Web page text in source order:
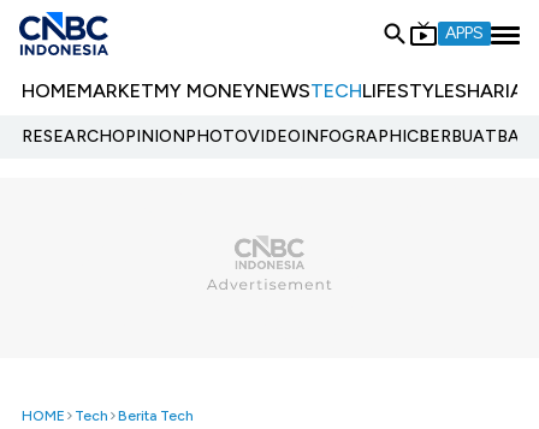
APPS
HOMEMARKETMY MONEYNEWSTECHLIFESTYLESHARIA
RESEARCHOPINIONPHOTOVIDEOINFOGRAPHIC
HOME Tech Berita Tech